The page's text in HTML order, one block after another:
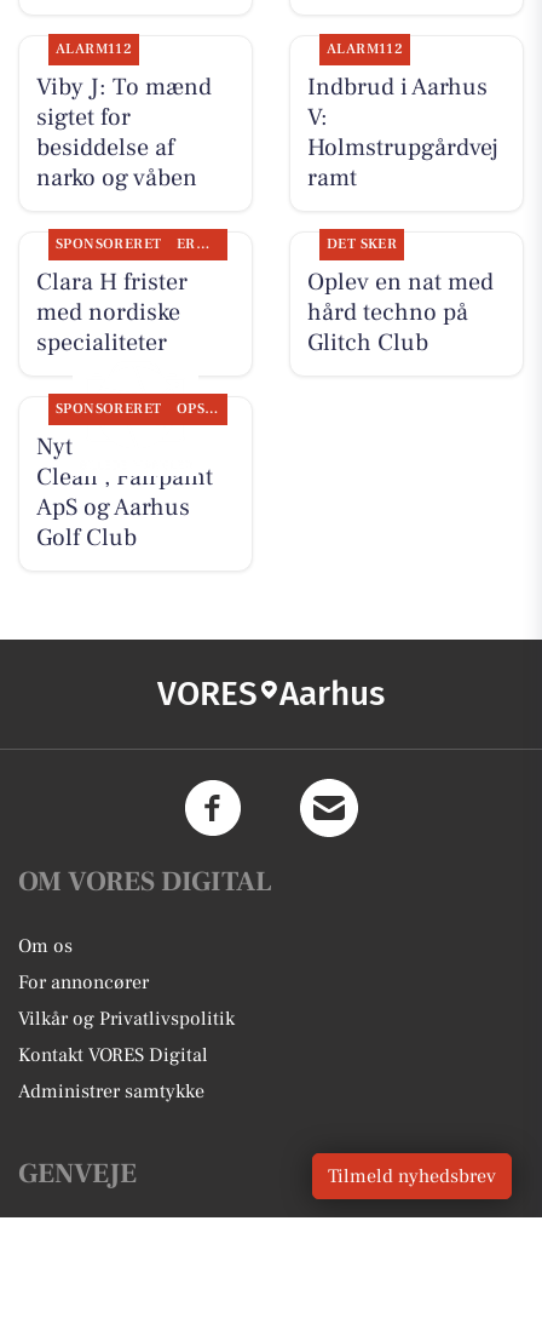
ALARM112
Viby J: To mænd
sigtet for
besiddelse af
narko og våben
ALARM112
Indbrud i Aarhus
V:
Holmstrupgårdvej
ramt
SPONSORERET ERHVERV
Clara H frister
med nordiske
specialiteter
DET SKER
Oplev en nat med
hård techno på
Glitch Club
SPONSORERET OPSLAGSTAVLEN
Nyt fra Classic
Clean , Fairpaint
ApS og Aarhus
Golf Club
VORES Aarhus
OM VORES DIGITAL
Om os
For annoncører
Vilkår og Privatlivspolitik
Kontakt VORES Digital
Administrer samtykke
GENVEJE Tilmeld nyhedsbrev